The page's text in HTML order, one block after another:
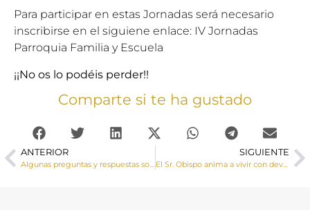
Para participar en estas Jornadas será necesario
inscribirse en el siguiene enlace: IV Jornadas
Parroquia Familia y Escuela
¡¡No os lo podéis perder!!
Comparte si te ha gustado
ANTERIOR
Algunas preguntas y respuestas sobre la cuaresma
SIGUIENTE
El Sr. Obispo anima a vivir con devoción la Semana Santa a pesar de la ausencia de procesiones y agradece a las hermandades la labor social que están haciendo durante la pandemia